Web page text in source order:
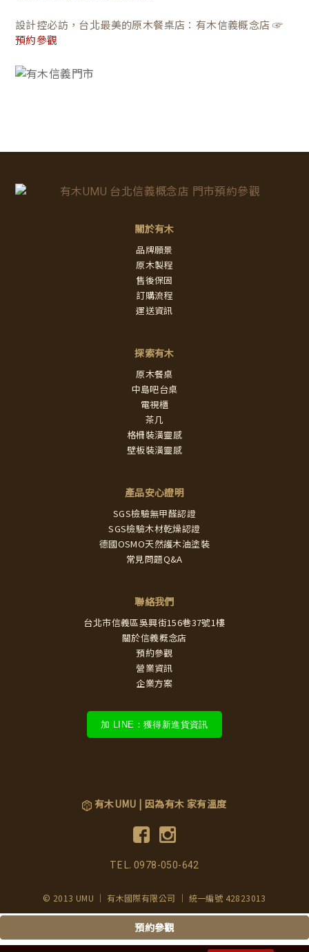
設計控必訪，台北最美的原木餐桌店：有木信義概念店 ☞
預約參觀
關於有木
品牌願景
原木製程
售後保固
訂購流程
運送資訊
探索有木
原木餐桌
中島吧台桌
電視櫃
茶几
格柵裝潢靈感
壁板裝潢靈感
產品安心證明
SGS檢驗無甲醛認證
SGS檢驗木材乾燥認證
德國OSMO天然護木油塗裝
常見問題Q&A
聯絡我們
台北市信義區吳興街156巷37號1樓
關於信義概念店
預約參觀
營業資訊
企業方案
加 LINE：獲得新進貨資訊
有木UMU | 因為有木 家有溫度
TEL.0978-050-642
© 2013 UMU ｜ 有木國際有限公司 ｜ 統一編號 42823013
預約參觀